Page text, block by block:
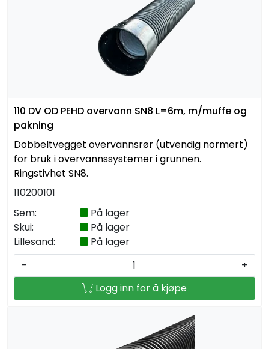
110 DV OD PEHD overvann SN8 L=6m, m/muffe og
pakning
Dobbeltvegget overvannsrør (utvendig normert)
for bruk i overvannssystemer i grunnen.
Ringstivhet SN8.
110200101
Sem:
På lager
Skui:
På lager
Lillesand:
På lager
-
+
Logg inn for å kjøpe
Kabelrør og kabelkummer
Grunnmursplast
Betongkummer og justeringsringer
Verktøy og tilbehør
Outlet
Referanseprosjekter